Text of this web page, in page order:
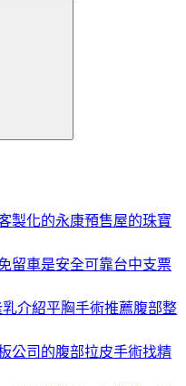
製化的永康預售屋的珠寶
留車是安全可靠台中支票
介紹平胸手術推薦腹部整
公司的腹部拉皮手術找精